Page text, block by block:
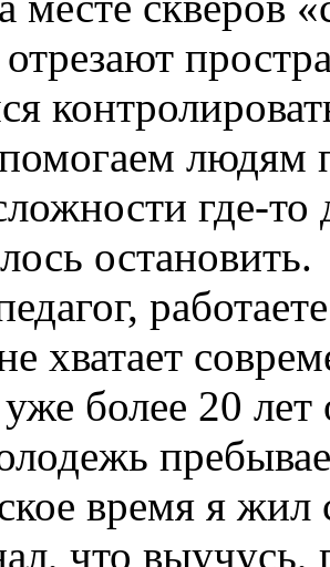
людям
где-то
остановить.
хватает
более 20 лет
время я
что выучусь,